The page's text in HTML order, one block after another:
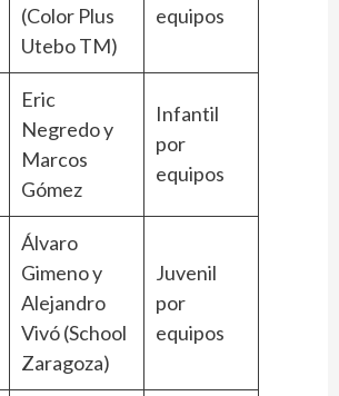
(Color Plus
Utebo TM)
equipos
Eric
Negredo y
Marcos
Gómez
Infantil
por
equipos
Álvaro
Gimeno y
Alejandro
Vivó (School
Zaragoza)
Juvenil
por
equipos